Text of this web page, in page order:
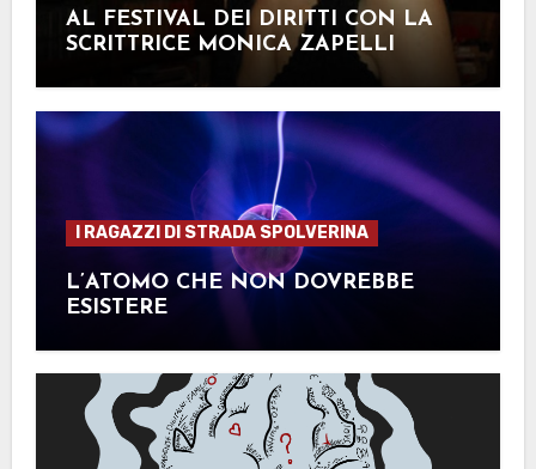
AL FESTIVAL DEI DIRITTI CON LA
SCRITTRICE MONICA ZAPELLI
I RAGAZZI DI STRADA SPOLVERINA
L’ATOMO CHE NON DOVREBBE
ESISTERE